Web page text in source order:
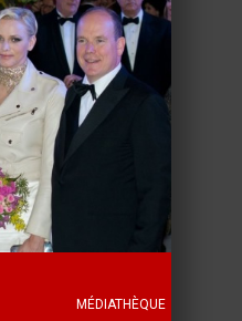
MÉDIATHÈQUE